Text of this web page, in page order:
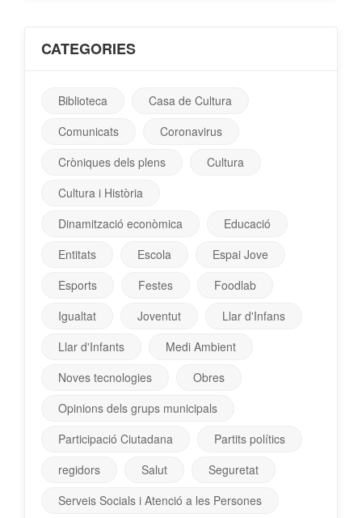
CATEGORIES
Biblioteca
Casa de Cultura
Comunicats
Coronavirus
Cròniques dels plens
Cultura
Cultura i Història
Dinamització econòmica
Educació
Entitats
Escola
Espai Jove
Esports
Festes
Foodlab
Igualtat
Joventut
Llar d'Infans
Llar d'Infants
Medi Ambient
Noves tecnologies
Obres
Opinions dels grups municipals
Participació Ciutadana
Partits polítics
regidors
Salut
Seguretat
Serveis Socials i Atenció a les Persones